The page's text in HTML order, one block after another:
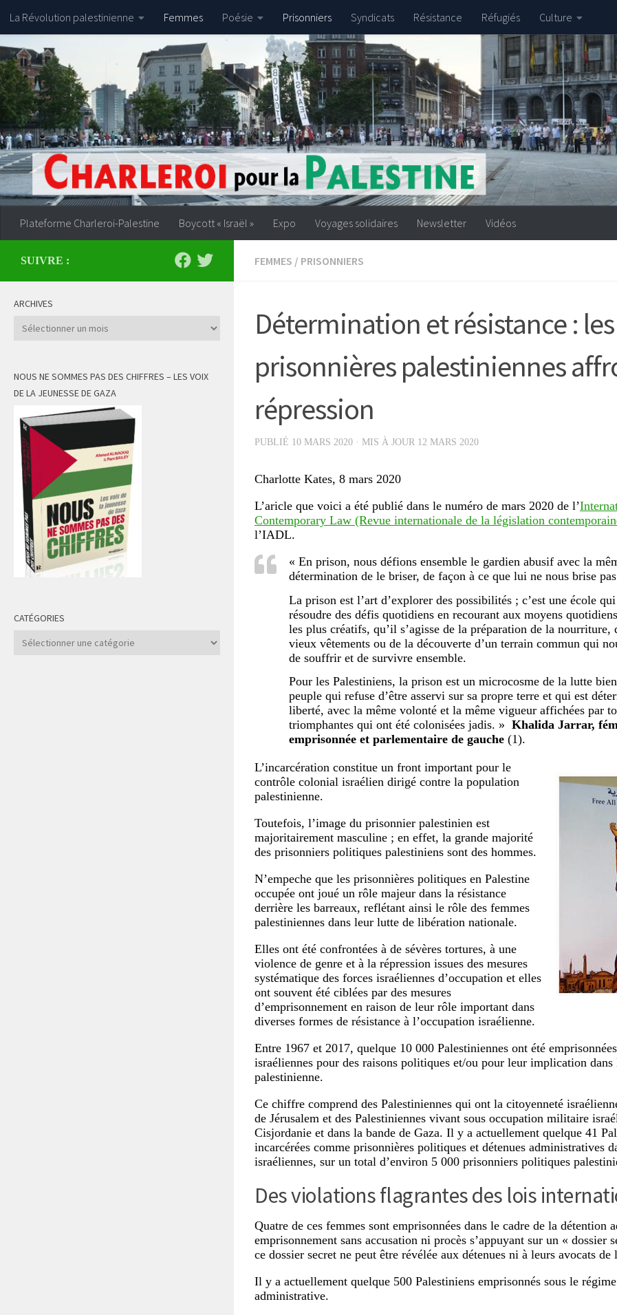
Skip to content
La Révolution palestinienne Femmes Poésie Prisonniers Syndicats Résistance Réfugiés Culture
Plateforme Charleroi-Palestine Boycott « Israël » Expo Voyages solidaires Newsletter Vidéos
FEMMES / PRISONNIERS
Détermination et résistance : les
prisonnières palestiniennes
répression
PUBLIÉ 10 MARS 2020 · MIS À JOUR 12 MARS 2020
Charlotte Kates, 8 mars 2020
L’aricle que voici a été publié dans le numéro de mars 2020 de l’
Contemporary Law (Revue internationale de la législation
l’IADL.
« En prison, nous défions ensemble le gardien abusif avec la
détermination de le briser, de façon à ce que lui ne nous brise
La prison est l’art d’explorer des possibilités ; c’est une école
résoudre des défis quotidiens en recourant aux moyens
les plus créatifs, qu’il s’agisse de la préparation de la nourriture,
vieux vêtements ou de la découverte d’un terrain commun qui
de souffrir et de survivre ensemble.
Pour les Palestiniens, la prison est un microcosme de la lutte
peuple qui refuse d’être asservi sur sa propre terre et qui est
liberté, avec la même volonté et la même vigueur affichées par
triomphantes qui ont été colonisées jadis. » Khalida Jarrar,
emprisonnée et parlementaire de gauche (1).
L’incarcération constitue un front important pour le
contrôle colonial israélien dirigé contre la population
palestinienne.
Toutefois, l’image du prisonnier palestinien est
majoritairement masculine ; en effet, la grande majorité
des prisonniers politiques palestiniens sont des hommes.
N’empeche que les prisonnières politiques en Palestine
occupée ont joué un rôle majeur dans la résistance
derrière les barreaux, reflétant ainsi le rôle des femmes
palestiniennes dans leur lutte de libération nationale.
Elles ont été confrontées à de sévères tortures, à une
violence de genre et à la répression issues des mesures
systématique des forces israéliennes d’occupation et elles
ont souvent été ciblées par des mesures
d’emprisonnement en raison de leur rôle important dans
diverses formes de résistance à l’occupation israélienne.
Entre 1967 et 2017, quelque 10 000 Palestiniennes ont été
israéliennes pour des raisons politiques et/ou pour leur implication dans
palestinienne.
Ce chiffre comprend des Palestiniennes qui ont la citoyenneté
de Jérusalem et des Palestiniennes vivant sous occupation militaire
Cisjordanie et dans la bande de Gaza. Il y a actuellement quelque 41
incarcérées comme prisonnières politiques et détenues administratives
israéliennes, sur un total d’environ 5 000 prisonniers politiques
Des violations flagrantes des lois
Quatre de ces femmes sont emprisonnées dans le cadre de la détention
emprisonnement sans accusation ni procès s’appuyant sur un « dossier
ce dossier secret ne peut être révélée aux détenues ni à leurs avocats de
Il y a actuellement quelque 500 Palestiniens emprisonnés sous le
administrative.
SUIVRE :
ARCHIVES
Archives
NOUS NE SOMMES PAS DES CHIFFRES – LES VOIX
DE LA JEUNESSE DE GAZA
CATÉGORIES
Catégories